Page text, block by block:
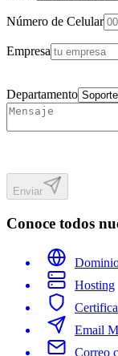
Número de Celular
Empresa
Departamento
Enviar
Conoce todos
Hosting
Email
Correo